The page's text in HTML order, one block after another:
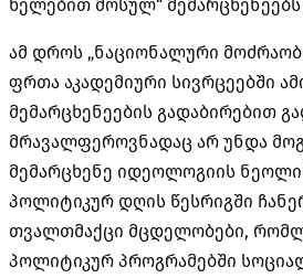
ხელებით მოსულ“ მემარცხენეებს
ამ დროს „ნაციონალური
ფრთა აკადემიური სივრცეებში
მემარცხენეების გადაბირებით
მრავალფეროვნადაც არ უნდა
მემარცხენე იდეოლოგიის
პოლიტიკურ დღის წესრიგში
თვალთმაქცი მცდელობები,
პოლიტიკურ პროგრამებში